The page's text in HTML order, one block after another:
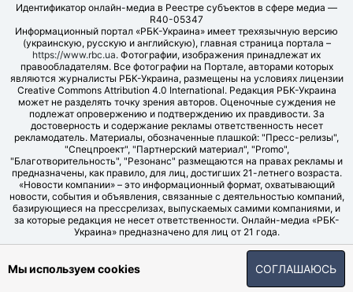
Идентификатор онлайн-медиа в Реестре субъектов в сфере медиа —
R40-05347
Информационный портал «РБК-Украина» имеет трехязычную версию
(украинскую, русскую и английскую), главная страница портала –
https://www.rbc.ua. Фотографии, изображения принадлежат их
правообладателям. Все фотографии на Портале, авторами которых
являются журналисты РБК-Украина, размещены на условиях лицензии
Creative Commons Attribution 4.0 International. Редакция РБК-Украина
может не разделять точку зрения авторов. Оценочные суждения не
подлежат опровержению и подтверждению их правдивости. За
достоверность и содержание рекламы ответственность несет
рекламодатель. Материалы, обозначенные плашкой: "Пресс-релизы",
"Спецпроект", "Партнерский материал", "Promo",
"Благотворительность", "Резонанс" размещаются на правах рекламы и
предназначены, как правило, для лиц, достигших 21-летнего возраста.
«Новости компании» – это информационный формат, охватывающий
новости, события и объявления, связанные с деятельностью компаний,
базирующиеся на прессрелизах, выпускаемых самими компаниями, и
за которые редакция не несет ответственности. Онлайн-медиа «РБК-
Украина» предназначено для лиц от 21 года.
© LLC "UBT MEDIA", 2006-2026.
Мы используем cookies СОГЛАШАЮСЬ